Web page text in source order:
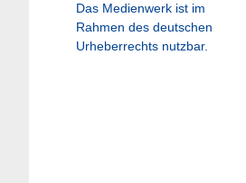
Das Medienwerk ist im
Rahmen des deutschen
Urheberrechts nutzbar.